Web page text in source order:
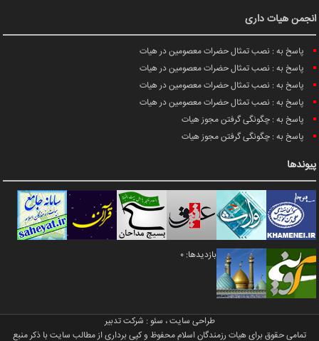
انجمن هیات داری
پاسخ به : نصب تمثال حضرات معصومین در هیات
پاسخ به : نصب تمثال حضرات معصومین در هیات
پاسخ به : نصب تمثال حضرات معصومین در هیات
پاسخ به : نصب تمثال حضرات معصومین در هیات
پاسخ به : چگونگی گرفتن مجوز هیات
پاسخ به : چگونگی گرفتن مجوز هیات
پیوندها
بازدیدها: 0
طراحی سایت، سئو : شرکت تدبیر
تمامی حقوق برای هیات رزمندگان اسلام محفوظ و کپی برداری از مطالب سایت با ذکر منبع